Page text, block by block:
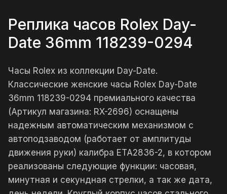
Реплика часов Rolex Day-
Date 36mm 118239-0294
Часы Rolex из коллекции Day-Date.
Классические женские часы Rolex Day-Date
36mm 118239-0294 премиального качества
(Артикул магазина: RX-2696) оснащены
надежным автоматическим механизмом с
автоподзаводом (работает от амплитуды
движения руки) калибра ETA2836-2, в котором
реализованы следующие функции: часовая,
минутная и секундная стрелки, а так же дата,